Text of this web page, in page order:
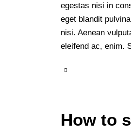
egestas nisi in
eget blandit
nisi. Aenean
eleifend ac, enim.
How to